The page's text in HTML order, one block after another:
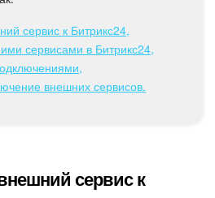
сервис к Битрикс24,
сервисами в Битрикс24,
внешних сервисов.
сервис к